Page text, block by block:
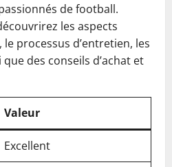
de football.
les aspects
processus d’entretien, les
des conseils d’achat et
Valeur
Excellent